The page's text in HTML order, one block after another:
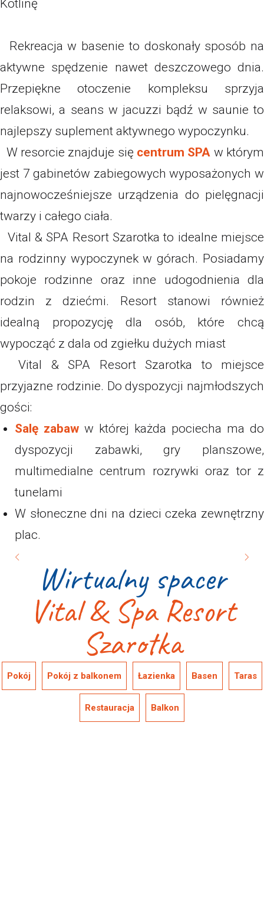
Kotlinę
Rekreacja w basenie to doskonały sposób na
aktywne spędzenie nawet deszczowego dnia.
Przepiękne otoczenie kompleksu sprzyja
relaksowi, a seans w jacuzzi bądź w saunie to
najlepszy suplement aktywnego wypoczynku.
W resorcie znajduje się centrum SPA w którym
jest 7 gabinetów zabiegowych wyposażonych w
najnowocześniejsze urządzenia do pielęgnacji
twarzy i całego ciała.
Vital & SPA Resort Szarotka to idealne miejsce
na rodzinny wypoczynek w górach. Posiadamy
pokoje rodzinne oraz inne udogodnienia dla
rodzin z dziećmi. Resort stanowi również
idealną propozycję dla osób, które chcą
wypocząć z dala od zgiełku dużych miast
Vital & SPA Resort Szarotka to miejsce
przyjazne rodzinie. Do dyspozycji najmłodszych
gości:
Salę zabaw w której każda pociecha ma do
dyspozycji zabawki, gry planszowe,
multimedialne centrum rozrywki oraz tor z
tunelami
W słoneczne dni na dzieci czeka zewnętrzny
plac.
Wirtualny spacer
Vital & Spa Resort
Szarotka
Pokój Pokój z balkonem Łazienka Basen Taras
Restauracja Balkon